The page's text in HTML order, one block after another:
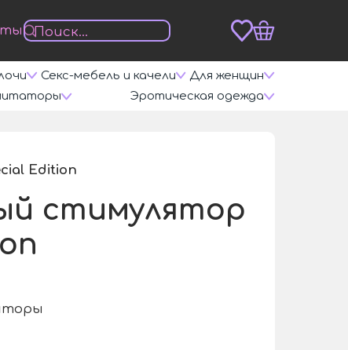
Секс-мебель и качели
Для женщин
Эротическая одежда
Edition
стимулятор